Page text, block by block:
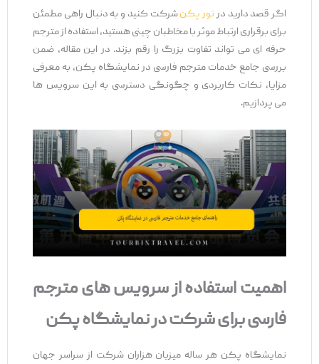
اگر قصد دارید درتور پکنشرکت کنید و به دنبال راهی مطمئن
برای برقراری ارتباط موثر با مخاطبان چینی هستید، استفاده از مترجم
حرفه‌ ای می‌ تواند تفاوت بزرگ را رقم بزند. در این مقاله، ضمن
بررسی جامع خدمات مترجم فارسی در نمایشگاه پکن، به معرفی
مزایا، نکات کاربردی و چگونگی دسترسی به این سرویس ‌ها
می‌ پردازیم.
اهمیت استفاده از سرویس ‌های مترجم
فارسی برای شرکت در نمایشگاه پکن
نمایشگاه پکن هر ساله میزبان هزاران شرکت از سراسر جهان